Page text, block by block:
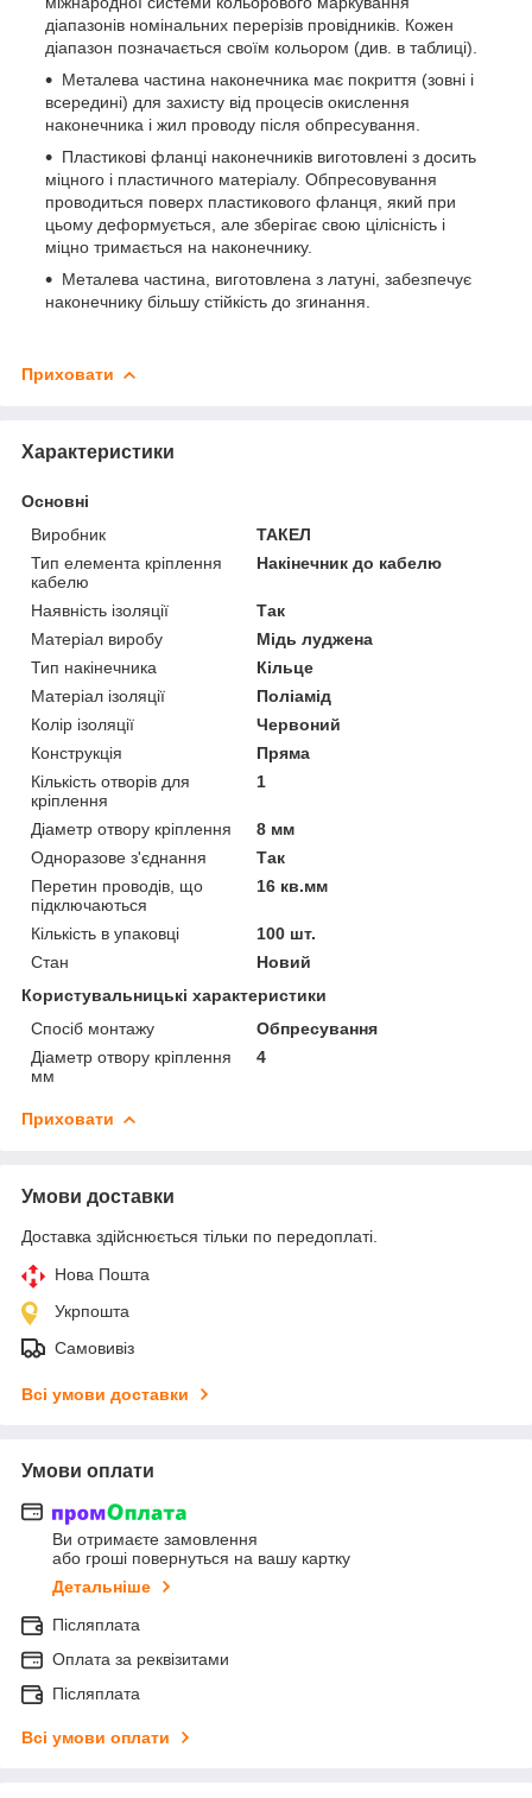
діапазонів номінальних перерізів провідників. Кожен
діапазон позначається своїм кольором (див. в таблиці).
Металева частина наконечника має покриття (зовні і
всередині) для захисту від процесів окислення
наконечника і жил проводу після обпресування.
Пластикові фланці наконечників виготовлені з досить
міцного і пластичного матеріалу. Обпресовування
проводиться поверх пластикового фланця, який при
цьому деформується, але зберігає свою цілісність і
міцно тримається на наконечнику.
Металева частина, виготовлена з латуні, забезпечує
наконечнику більшу стійкість до згинання.
Приховати
Характеристики
Основні
Виробник
ТАКЕЛ
Тип елемента кріплення
кабелю
Накінечник до кабелю
Наявність ізоляції
Так
Матеріал виробу
Мідь луджена
Тип накінечника
Кільце
Матеріал ізоляції
Поліамід
Колір ізоляції
Червоний
Конструкція
Пряма
Кількість отворів для
кріплення
1
Діаметр отвору кріплення
8 мм
Одноразове з'єднання
Так
Перетин проводів, що
підключаються
16 кв.мм
Кількість в упаковці
100 шт.
Стан
Новий
Користувальницькі характеристики
Спосіб монтажу
Обпресування
Діаметр отвору кріплення
мм
4
Приховати
Умови доставки
Доставка здійснюється тільки по передоплаті.
Нова Пошта
Укрпошта
Самовивіз
Всі умови доставки
Умови оплати
Ви отримаєте замовлення
або гроші повернуться на вашу картку
Детальніше
Післяплата
Оплата за реквізитами
Післяплата
Всі умови оплати